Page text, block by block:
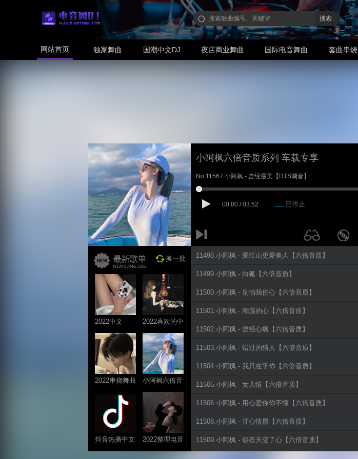
搜索
网站首页 独家舞曲 国潮中文DJ 夜店商业舞曲 国际电音舞曲 套曲串烧
小阿枫六倍音质系列 车载专享
No.11567 小阿枫 - 曾经最美【DTS调音】
00:00 / 03:52 已停止
换一批
2022中文
ProgHouse歌
曲
2022喜欢的中
文DJ舞曲
2022串烧舞曲
小阿枫六倍音
质系列 车载
抖音热播中文
系列
2022整理电音
系列
11498.小阿枫 - 爱江山更爱美人【六倍音质】
11499.小阿枫 - 白狐【六倍音质】
11500.小阿枫 - 别怕我伤心【六倍音质】
11501.小阿枫 - 潮湿的心【六倍音质】
11502.小阿枫 - 曾经心痛【六倍音质】
11503.小阿枫 - 错过的情人【六倍音质】
11504.小阿枫 - 我只在乎你【六倍音质】
11505.小阿枫 - 女儿情【六倍音质】
11506.小阿枫 - 用心爱你你不懂【六倍音质】
11508.小阿枫 - 甘心情愿【六倍音质】
11509.小阿枫 - 怨苍天变了心【六倍音质】